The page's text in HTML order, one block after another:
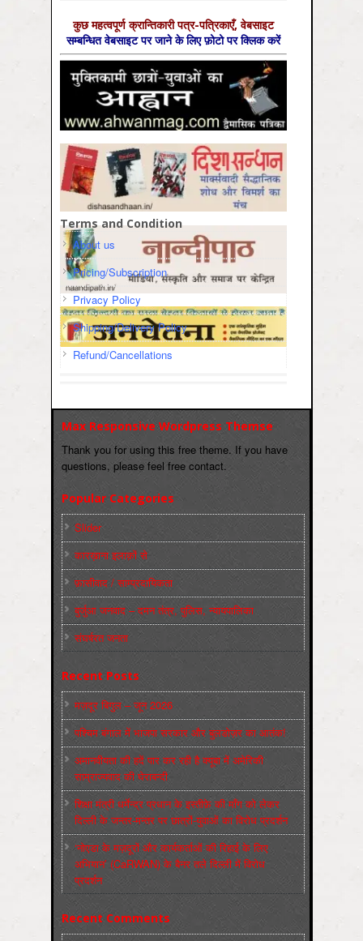
कुछ महत्‍वपूर्ण क्रान्तिकारी पत्र-पत्रिकाएँ, वेबसाइट
सम्‍बन्धित वेबसाइट पर जाने के लिए फ़ोटो पर क्लिक करें
Terms and Condition
About us
Pricing/Subscription
Privacy Policy
Shipping/Delivery Policy
Refund/Cancellations
Max Responsive Wordpress Themse
Thank you for using this free theme. If you have
questions, please feel free contact.
Popular Categories
Slider
कारख़ाना इलाक़ों से
फ़ासीवाद / साम्‍प्रदायिकता
बुर्जुआ जनवाद – दमन तंत्र, पुलिस, न्‍यायपालिका
संघर्षरत जनता
Recent Posts
मज़दूर बिगुल – जून 2026
पश्चिम बंगाल में भाजपा सरकार और बुलडोज़र का आतंक!
अमानवीयता की हदें पार कर रही है क्यूबा में अमेरिकी
साम्राज्यवाद की घेराबन्दी
शिक्षा मंत्री धर्मेन्द्र प्रधान के इस्तीफ़े की माँग को लेकर
दिल्ली के जन्तर-मन्तर पर छात्रों-युवाओं का विरोध प्रदर्शन
‘नोएडा के मज़दूरों और कार्यकर्ताओं की रिहाई के लिए
अभियान’ (CaRWAN) के बैनर तले दिल्ली में विरोध
प्रदर्शन
Recent Comments